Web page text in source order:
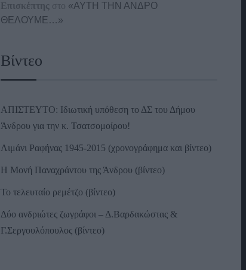
Επισκέπτης στο «ΑΥΤΗ ΤΗΝ ΑΝΔΡΟ
ΘΕΛΟΥΜΕ…»
Βίντεο
ΑΠΙΣΤΕΥΤΟ: Ιδιωτική υπόθεση το ΔΣ του Δήμου
Άνδρου για την κ. Τσατσομοίρου!
Λιμάνι Ραφήνας 1945-2015 (χρονογράφημα και βίντεο)
Η Μονή Παναχράντου της Άνδρου (βίντεο)
Το τελευταίο ρεμέτζο (βίντεο)
Δύο ανδριώτες ζωγράφοι – Δ.Βαρδακώστας &
Γ.Σεργουλόπουλος (βίντεο)